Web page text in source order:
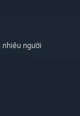
nhiều người